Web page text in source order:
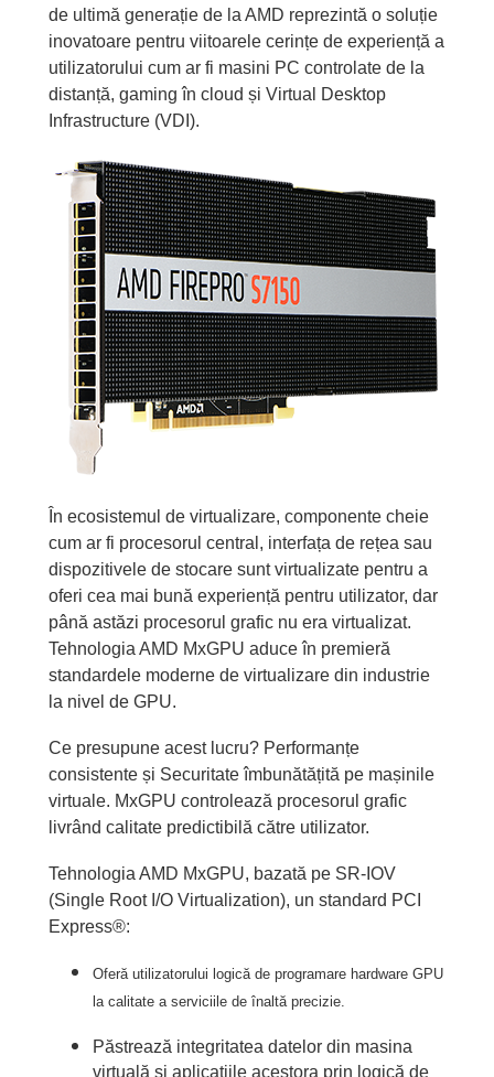
de ultimă generație de la AMD reprezintă o soluție
inovatoare pentru viitoarele cerințe de experiență a
utilizatorului cum ar fi masini PC controlate de la
distanță, gaming în cloud și Virtual Desktop
Infrastructure (VDI).
În ecosistemul de virtualizare, componente cheie
cum ar fi procesorul central, interfața de rețea sau
dispozitivele de stocare sunt virtualizate pentru a
oferi cea mai bună experiență pentru utilizator, dar
până astăzi procesorul grafic nu era virtualizat.
Tehnologia AMD MxGPU aduce în premieră
standardele moderne de virtualizare din industrie
la nivel de GPU.
Ce presupune acest lucru? Performanțe
consistente și Securitate îmbunătățită pe mașinile
virtuale. MxGPU controlează procesorul grafic
livrând calitate predictibilă către utilizator.
Tehnologia AMD MxGPU, bazată pe SR-IOV
(Single Root I/O Virtualization), un standard PCI
Express®:
Oferă utilizatorului logică de programare hardware GPU
la calitate a serviciile de înaltă precizie.
Păstrează integritatea datelor din masina
virtuală și aplicațiile acestora prin logică de